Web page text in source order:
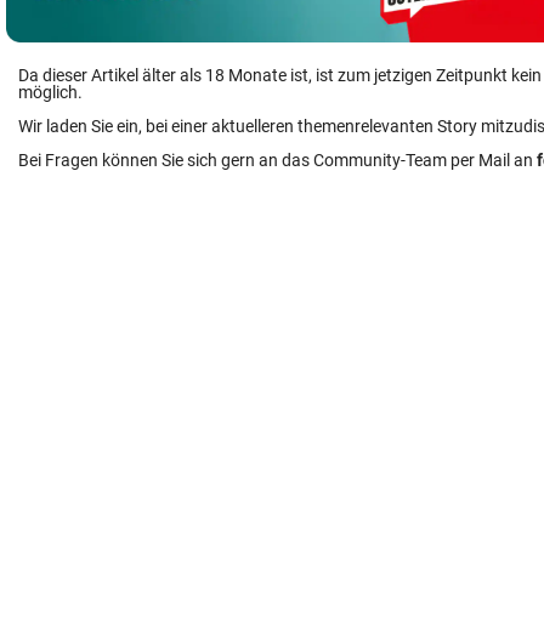
Da dieser Artikel älter als 18 Monate ist, ist zum jetzigen Zeitpunkt
möglich.
Wir laden Sie ein, bei einer aktuelleren themenrelevanten Story
Bei Fragen können Sie sich gern an das Community-Team per Mail an